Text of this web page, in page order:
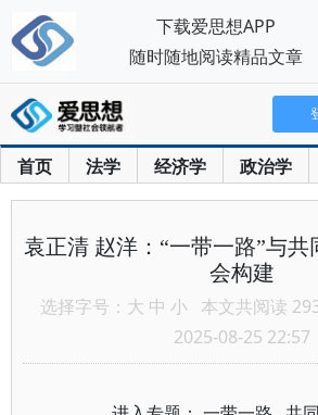
首页 法学 经济学 政治学
袁正清 赵洋：“一带一路”与共
会构建
选择字号： 大 中 小 本文共阅读
2025-08-25 22:57
下载爱思想APP
随时随地阅读精品文章